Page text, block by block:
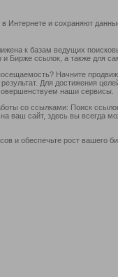
Интернете и сохраняют
к базам ведущих
Бирже ссылок, а также для
Начните
Для достижения
наши сервисы.
со ссылками: Поиск
ваш сайт, здесь вы всегда
и обеспечьте рост вашего